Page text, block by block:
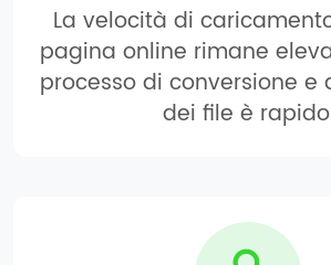
La velocità di
pagina online rimane
processo di conversione e
dei file è